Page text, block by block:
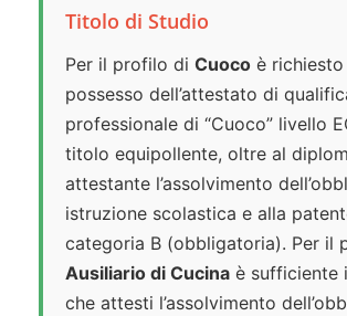
Titolo di Studio
Per il profilo di Cuoco è richiesto
possesso dell’attestato di
professionale di “Cuoco” livello
titolo equipollente, oltre al
attestante l’assolvimento
istruzione scolastica e alla
categoria B (obbligatoria). Per il
Ausiliario di Cucina è sufficiente
che attesti l’assolvimento